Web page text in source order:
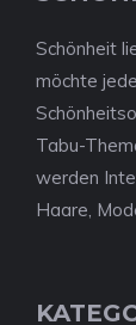
Schönheit
möchte
Tabu-
werden
Haare,